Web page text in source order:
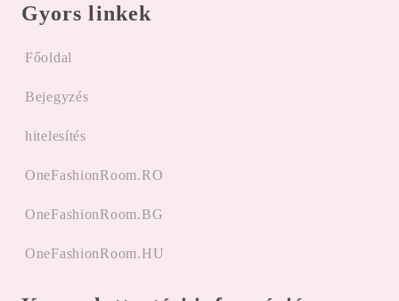
Gyors linkek
Főoldal
Bejegyzés
hitelesítés
OneFashionRoom.RO
OneFashionRoom.BG
OneFashionRoom.HU